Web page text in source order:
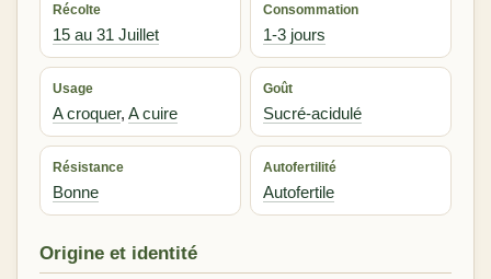
Récolte
15 au 31 Juillet
Consommation
1-3 jours
Usage
A croquer, A cuire
Goût
Sucré-acidulé
Résistance
Bonne
Autofertilité
Autofertile
Origine et identité